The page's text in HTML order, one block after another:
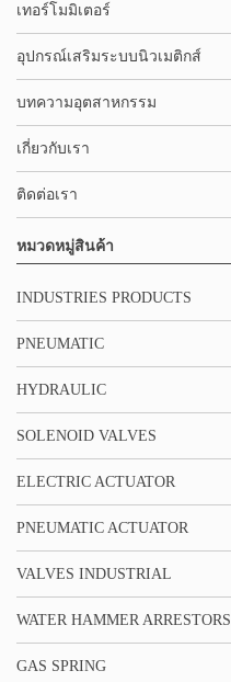
เทอร์โมมิเตอร์
อุปกรณ์เสริมระบบนิวเมติกส์
บทความอุตสาหกรรม
เกี่ยวกับเรา
ติดต่อเรา
หมวดหมู่สินค้า
INDUSTRIES PRODUCTS
PNEUMATIC
HYDRAULIC
SOLENOID VALVES
ELECTRIC ACTUATOR
PNEUMATIC ACTUATOR
VALVES INDUSTRIAL
WATER HAMMER ARRESTORS
GAS SPRING